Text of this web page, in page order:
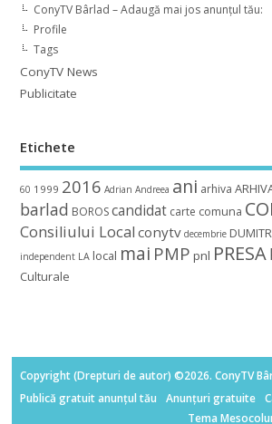
ConyTV Bârlad – Adaugă mai jos anunțul tău:
Profile
Tags
ConyTV News
Publicitate
Etichete
60 1999 2016 Adrian Andreea ani arhiva
barlad BOROScandidat carte comuna
Consiliului Local conytv decembrie
independent LA local mai PMP pnl PRESA
Culturale
Copyright (Drepturi de autor) ©2026. ConyTV
Publică gratuit anunțul tău
Anunțuri gratuite
Tema